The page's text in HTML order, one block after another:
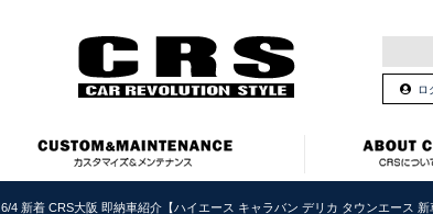
ロ
6/4 新着 CRS大阪 即納車紹介【ハイエース キャラバン デリカ タウンエース